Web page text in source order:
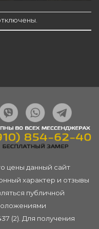
цены данный сайт
характер и отзывы
публичной
(2). Для получения